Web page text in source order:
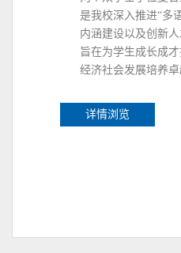
是我校深入推进“多
内涵建设以及创新
旨在为学生成长成
经济社会发展培养
详情浏览